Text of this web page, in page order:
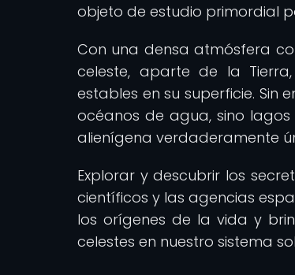
objeto de estudio primordial
Con una densa atmósfera
celeste, aparte de la
estables en su superficie. Sin
océanos de agua, sino
alienígena verdaderamente
Explorar y descubrir los
científicos y las agencias
los orígenes de la vida y
celestes en nuestro sistema